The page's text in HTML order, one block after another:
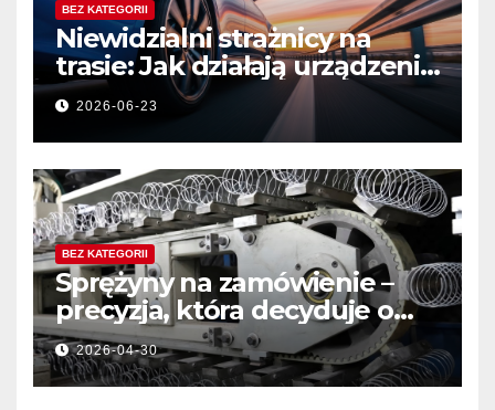
BEZ KATEGORII
Niewidzialni strażnicy na
trasie: Jak działają urządzenia
bezpieczeństwa ruchu
drogowego?
2026-06-23
BEZ KATEGORII
Sprężyny na zamówienie –
precyzja, która decyduje o
jakości produktu
2026-04-30